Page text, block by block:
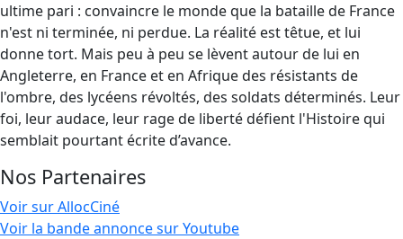
ultime pari : convaincre le monde que la bataille de France
n'est ni terminée, ni perdue. La réalité est têtue, et lui
donne tort. Mais peu à peu se lèvent autour de lui en
Angleterre, en France et en Afrique des résistants de
l'ombre, des lycéens révoltés, des soldats déterminés. Leur
foi, leur audace, leur rage de liberté défient l'Histoire qui
semblait pourtant écrite d’avance.
Nos Partenaires
Voir sur AllocCiné
Voir la bande annonce sur Youtube